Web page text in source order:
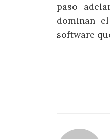
paso
dominan
software